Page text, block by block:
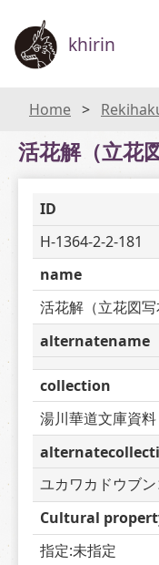
khirin
Home Rekihaku Collection
活花解（立花
ID
H-1364-2-2-181
name
活花解（立花図写
alternatename
collection
湯川華道文庫資料
ユカワカドウブ
Cultural
指定:未指定